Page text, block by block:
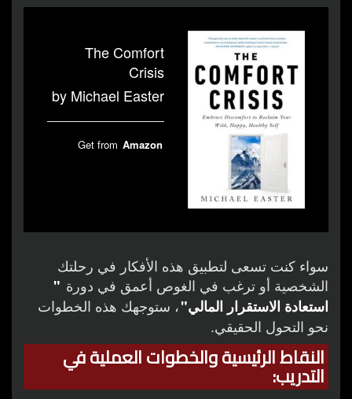
The Comfort
Crisis
by Michael Easter
Get from Amazon
سواء كنت تسعى لتطبيق هذه الأفكار في رحلتك
الشخصية أو ترغب في الغوص أعمق في دورة "
استعادة الاستقرار المالي"، ستوجهك هذه الخطوات
نحو التحول الحقيقي.
النقاط الرئيسية والخطوات العملية في
التدريب: